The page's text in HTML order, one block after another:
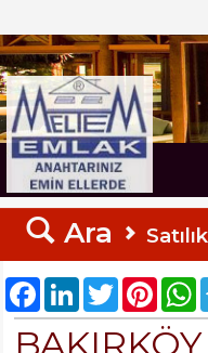
Ara
Facebook
LinkedInTwitter